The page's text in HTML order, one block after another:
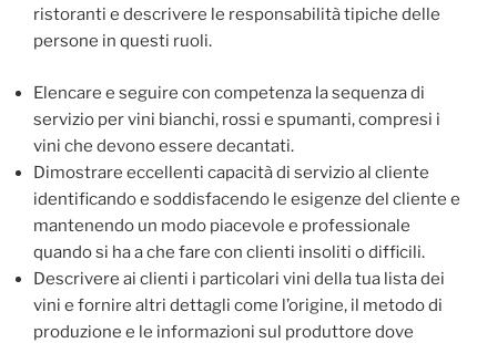
ristoranti e descrivere le responsabilità tipiche delle
persone in questi ruoli.
Elencare e seguire con competenza la sequenza di
servizio per vini bianchi, rossi e spumanti, compresi i
vini che devono essere decantati.
Dimostrare eccellenti capacità di servizio al cliente
identificando e soddisfacendo le esigenze del cliente e
mantenendo un modo piacevole e professionale
quando si ha a che fare con clienti insoliti o difficili.
Descrivere ai clienti i particolari vini della tua lista dei
vini e fornire altri dettagli come l’origine, il metodo di
produzione e le informazioni sul produttore dove